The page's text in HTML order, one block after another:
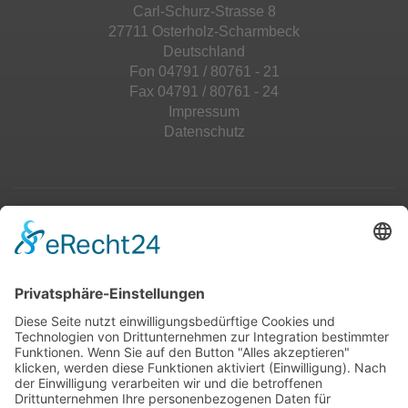
Carl-Schurz-Strasse 8
27711 Osterholz-Scharmbeck
Deutschland
Fon 04791 / 80761 - 21
Fax 04791 / 80761 - 24
Impressum
Datenschutz
Jahrescharts
Top 100